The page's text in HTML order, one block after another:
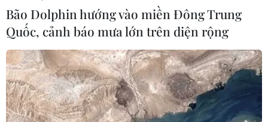
Giấy phép số: 1374/GP-BTTTT do Bộ Thông tin và Truyền thông
cấp ngày 11/9/2008.
Quảng cáo: Phó TBT Nguyễn Thị Tám: 093.5958688, Email:
tamvna@gmail.com
Bão Dolphin hướng vào miền Đông Trung
Quốc, cảnh báo mưa lớn trên diện rộng